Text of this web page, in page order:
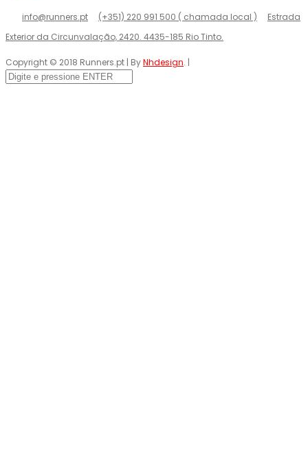
info@runners.pt (+351) 220 991 500 ( chamada local )
Estrada
Exterior da Circunvalação, 2420. 4435-185 Rio Tinto.
Copyright © 2018 Runners.pt | ByNhdesign. |